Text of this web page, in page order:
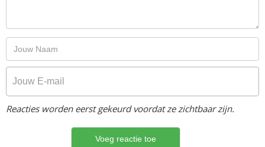
Reacties worden eerst gekeurd voordat ze zichtbaar zijn.